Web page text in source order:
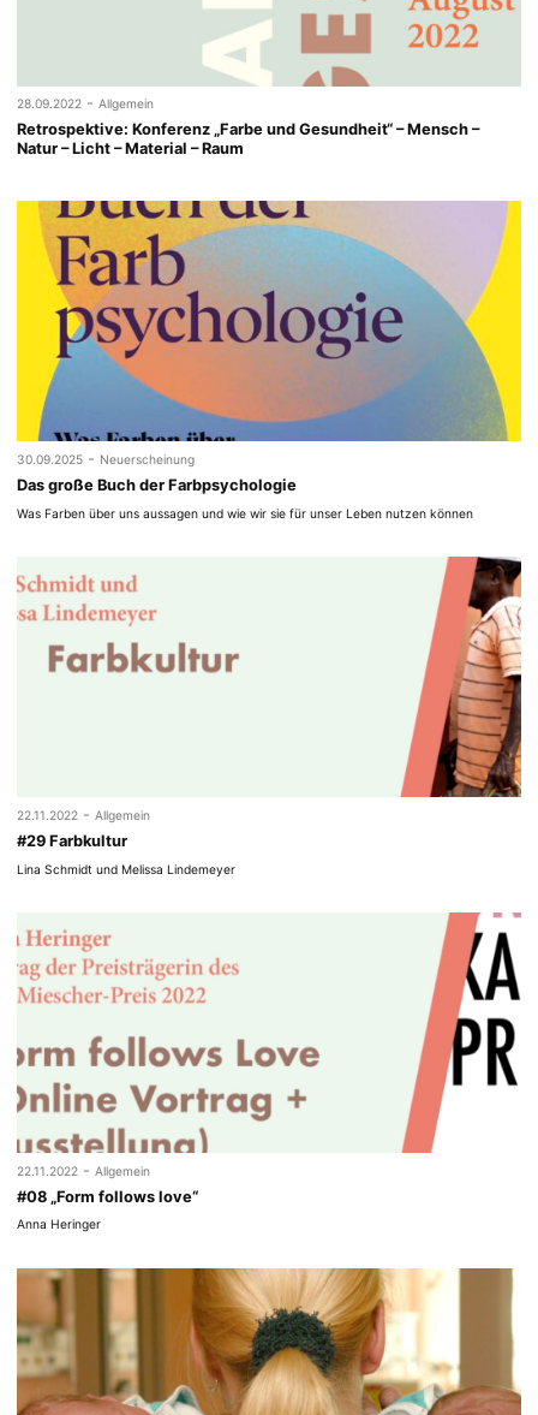
28.09.2022 - Allgemein
Retrospektive: Konferenz „Farbe und Gesundheit“ – Mensch –
Natur – Licht – Material – Raum
30.09.2025 - Neuerscheinung
Das große Buch der Farbpsychologie
Was Farben über uns aussagen und wie wir sie für unser Leben nutzen können
22.11.2022 - Allgemein
#29 Farbkultur
Lina Schmidt und Melissa Lindemeyer
22.11.2022 - Allgemein
#08 „Form follows love“
Anna Heringer